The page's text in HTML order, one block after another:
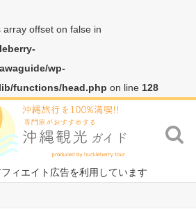
array offset on false in
wp-
functions/head.php on line 128
ィエイト広告を利用しています